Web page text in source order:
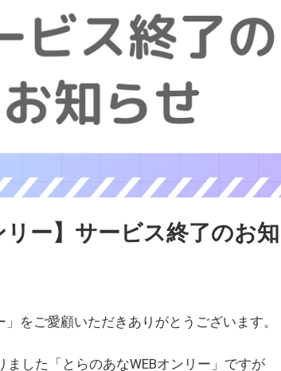
リー】サービス終了のお
をご愛顧いただきありがとうございます。
した「とらのあなWEBオンリー」ですが